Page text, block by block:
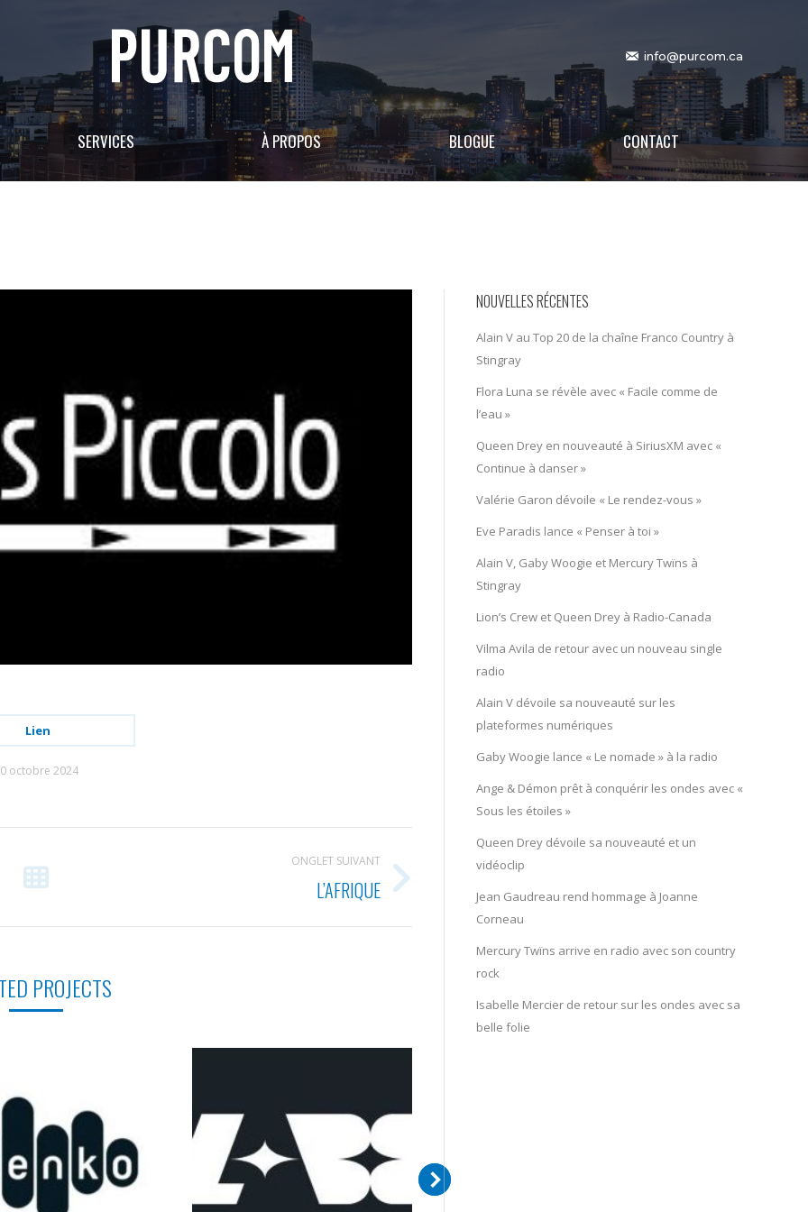
info@purcom.ca
SERVICES À PROPOS BLOGUE CONTACT
Lien
octobre 2024
ONGLET SUIVANT
L’AFRIQUE
PROJECTS
NOUVELLES RÉCENTES
Alain V au Top 20 de la chaîne Franco Country à
Stingray
Flora Luna se révèle avec « Facile comme de
l’eau »
Queen Drey en nouveauté à SiriusXM avec «
Continue à danser »
Valérie Garon dévoile « Le rendez-vous »
Eve Paradis lance « Penser à toi »
Alain V, Gaby Woogie et Mercury Twïns à
Stingray
Lion’s Crew et Queen Drey à Radio-Canada
Vilma Avila de retour avec un nouveau single
radio
Alain V dévoile sa nouveauté sur les
plateformes numériques
Gaby Woogie lance « Le nomade » à la radio
Ange & Démon prêt à conquérir les ondes avec «
Sous les étoiles »
Queen Drey dévoile sa nouveauté et un
vidéoclip
Jean Gaudreau rend hommage à Joanne
Corneau
Mercury Twïns arrive en radio avec son country
rock
Isabelle Mercier de retour sur les ondes avec sa
belle folie